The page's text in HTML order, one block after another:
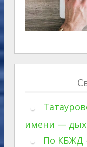
имени —
По КБЖД